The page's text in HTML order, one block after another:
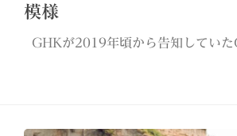
模様
GHKが2019年頃から告知していた